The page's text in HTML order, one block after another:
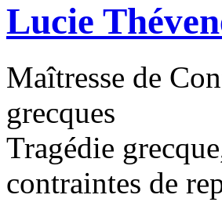
Lucie
Maîtresse de
grecques
Tragédie
contraintes de